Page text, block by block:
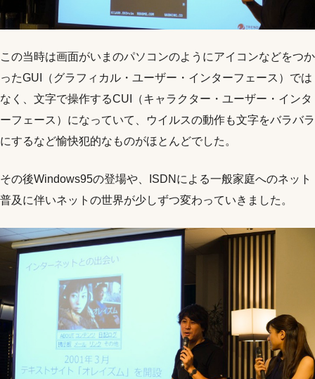
この当時は画面がいまのパソコンのようにアイコンなどをつか
ったGUI（グラフィカル・ユーザー・インターフェース）では
なく、文字で操作するCUI（キャラクター・ユーザー・インタ
ーフェース）になっていて、ウイルスの動作も文字をバラバラ
にするなど愉快犯的なものがほとんどでした。
その後Windows95の登場や、ISDNによる一般家庭へのネット
普及に伴いネットの世界が少しずつ変わっていきました。